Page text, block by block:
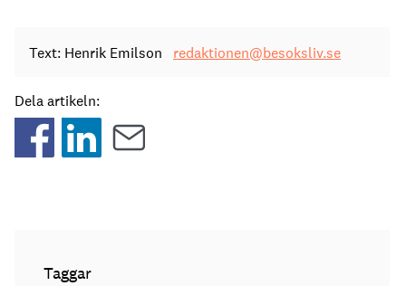
Text: Henrik Emilson redaktionen@besoksliv.se
Dela artikeln:
Taggar